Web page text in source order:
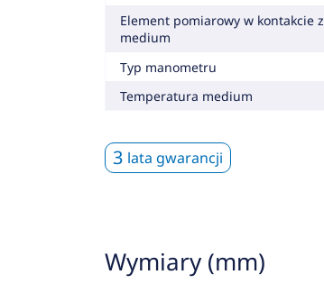
Element pomiarowy w kontakcie z
medium
Typ manometru
Temperatura medium
3 lata gwarancji
Wymiary (mm)